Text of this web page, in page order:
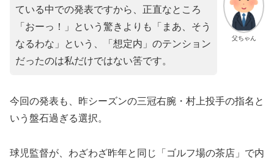
父ちゃん
ている中での発表ですから、正直なところ
「おーっ！」という驚きよりも「まあ、そう
なるわな」という、「想定内」のテンション
だったのは私だけではない筈です。
​今回の発表も、昨シーズンの三冠右腕・村上投手の指名と
いう盤石過ぎる選択。
球児監督が、わざわざ昨年と同じ「ゴルフ場の茶店」で内